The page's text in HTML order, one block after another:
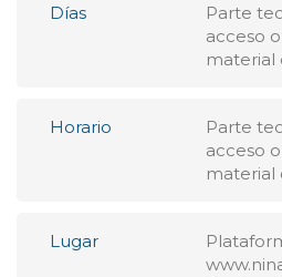
Días
Parte
acceso
material
Horario
Parte
acceso
material
Lugar